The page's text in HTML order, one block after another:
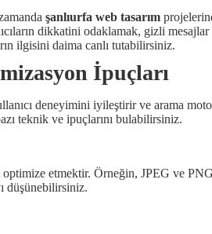
şanlıurfa web tasarım
dikkatini odaklamak, gizli
ilgisini daima canlı tutabilirsiniz.
İpuçları
deneyimini iyileştirir ve arama
teknik ve ipuçlarını bulabilirsiniz.
optimize etmektir. Örneğin, JPEG ve
düşünebilirsiniz.